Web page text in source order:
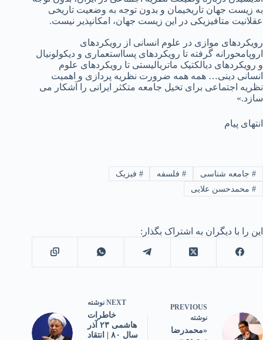
به زیست­ جهان تاریخی­مان و بدون توجه به وضعیت تاریخی
عقلانیت متافیزیکی در این زیست­ جهان، امکان­پذیر نیست.
رویکردهای موازی در علوم انسانی از رویکردهای
اروپامحورانه گرفته تا رویکردهای پسااستعماری و دیکولونیال
و رویکردهای دیالکتیک ماتریالیستی تا رویکردهای علوم
انسانی دینی… همه همه ضرورت نظریه پردازی و اهمیت
نظریه اجتماعی برای تخیل جامعه متکثر ایرانی را آشکار می
سازد.»
انتهای پیام
#جامعه شناسی #فلسفه # فیزیک
#محمدحسن علایی
این را با دیگران به اشتراک بگذار:
PREVIOUS
نوشته
«محمدرضا
NEXT نوشته
خاطرات
هاشمی ۲۳ آذر
سال ۸۰ | انتقاد